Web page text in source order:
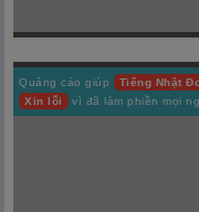
Quảng cáo giúp Tiếng Nhật
Xin lỗi
vì đã làm phiền mọi